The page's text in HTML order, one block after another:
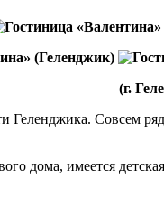
(г.
Геленджика. Совсем
дома, имеется